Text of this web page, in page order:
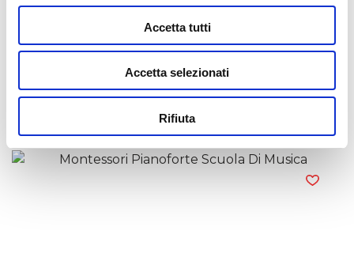
Accetta tutti
Accetta selezionati
Rifiuta
Montessori Pen Scuola Di Disegno
24,99€